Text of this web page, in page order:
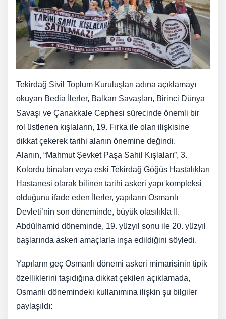
Tekirdağ Sivil Toplum Kuruluşları adına açıklamayı
okuyan Bedia İlerler, Balkan Savaşları, Birinci Dünya
Savaşı ve Çanakkale Cephesi sürecinde önemli bir
rol üstlenen kışlaların, 19. Fırka ile olan ilişkisine
dikkat çekerek tarihi alanın önemine değindi.
Alanın, “Mahmut Şevket Paşa Sahil Kışlaları”, 3.
Kolordu binaları veya eski Tekirdağ Göğüs Hastalıkları
Hastanesi olarak bilinen tarihi askeri yapı kompleksi
olduğunu ifade eden İlerler, yapıların Osmanlı
Devleti’nin son döneminde, büyük olasılıkla II.
Abdülhamid döneminde, 19. yüzyıl sonu ile 20. yüzyıl
başlarında askeri amaçlarla inşa edildiğini söyledi.
Yapıların geç Osmanlı dönemi askeri mimarisinin tipik
özelliklerini taşıdığına dikkat çekilen açıklamada,
Osmanlı dönemindeki kullanımına ilişkin şu bilgiler
paylaşıldı: